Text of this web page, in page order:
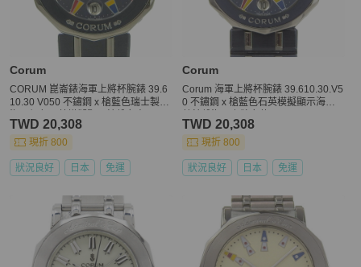
Corum
CORUM 崑崙錶海軍上將杯腕錶 39.6
10.30 V050 不鏽鋼 x 槍藍色瑞士製造
TWD 20,308
現折 800
狀況良好 日本 免運
Corum
Corum 海軍上將杯腕錶 39.610.30.V5
0 不鏽鋼 x 槍藍色石英模擬顯示海軍
TWD 20,308
現折 800
狀況良好 日本 免運